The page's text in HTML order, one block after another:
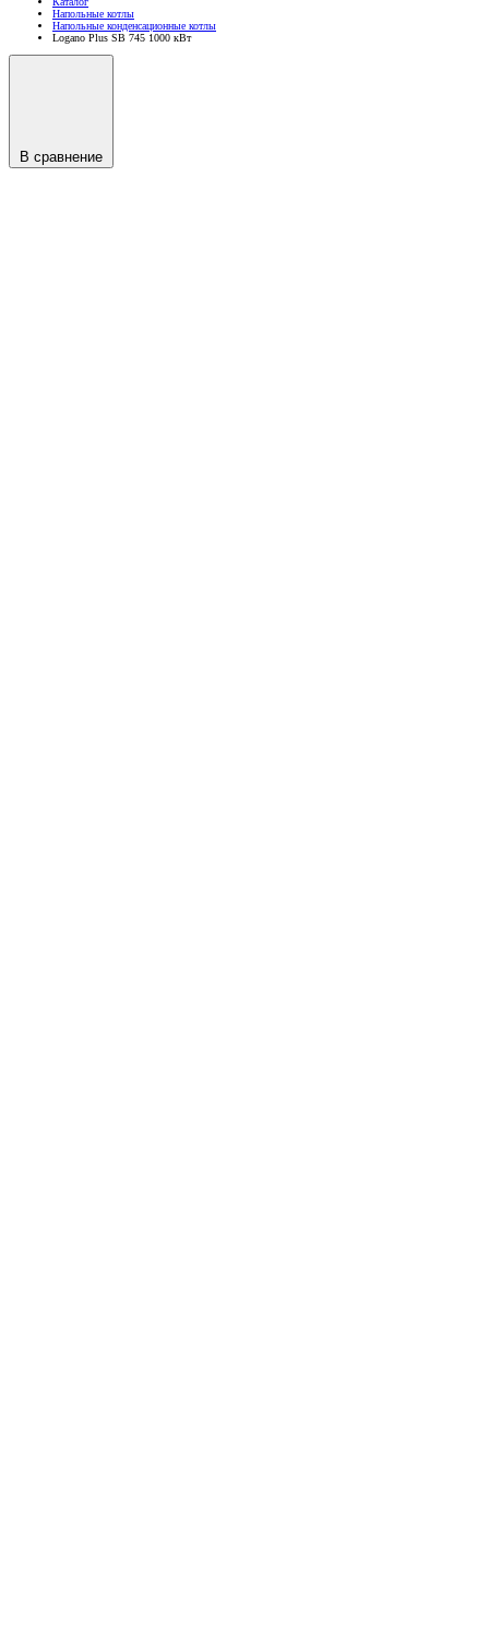
Напольные котлы
Напольные конденсационные котлы
Logano Plus SB 745 1000 кВт
В сравнение